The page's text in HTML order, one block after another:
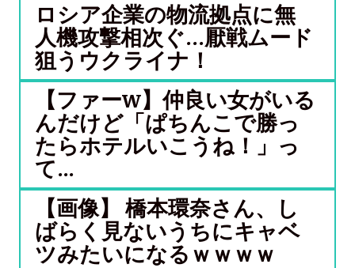
ロシア企業の物流拠点に無
人機攻撃相次ぐ…厭戦ムード
狙うウクライナ！
【ファーw】仲良い女がいる
んだけど「ぱちんこで勝っ
たらホテルいこうね！」っ
て...
【画像】 橋本環奈さん、し
ばらく見ないうちにキャベ
ツみたいになるｗｗｗｗ